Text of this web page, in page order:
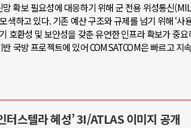
확보 필요성에 대응하기 위해 군 전용 위성통신
하고 있다. 기존 예산 구조와 규제를 넘기 위해 ‘사
호환성 및 보안성을 갖춘 유연한 인프라 확보가 중
국방 프로젝트에 있어 COMSATCOM은 빠르고 지
터스텔라 혜성’ 3I/ATLAS 이미지 공개
세로 글로벌 토큰 시..
놓고 미국 진보진영 ..
용: 데이터센터 확산..
민주주의를 잠식하고 ..
전쟁의 추상
EU·우크라
러·우크라,